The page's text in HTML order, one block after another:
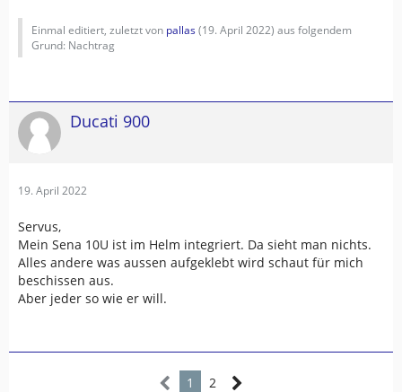
Einmal editiert, zuletzt von pallas(19. April 2022) aus folgendem
Grund: Nachtrag
Ducati 900
19. April 2022
Servus,
Mein Sena 10U ist im Helm integriert. Da sieht man nichts.
Alles andere was aussen aufgeklebt wird schaut für mich
beschissen aus.
Aber jeder so wie er will.
1 2